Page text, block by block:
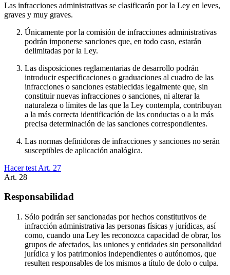
Las infracciones administrativas se clasificarán por la Ley en leves,
graves y muy graves.
Únicamente por la comisión de infracciones administrativas
podrán imponerse sanciones que, en todo caso, estarán
delimitadas por la Ley.
Las disposiciones reglamentarias de desarrollo podrán
introducir especificaciones o graduaciones al cuadro de las
infracciones o sanciones establecidas legalmente que, sin
constituir nuevas infracciones o sanciones, ni alterar la
naturaleza o límites de las que la Ley contempla, contribuyan
a la más correcta identificación de las conductas o a la más
precisa determinación de las sanciones correspondientes.
Las normas definidoras de infracciones y sanciones no serán
susceptibles de aplicación analógica.
Hacer test Art. 27
Art. 28
Responsabilidad
Sólo podrán ser sancionadas por hechos constitutivos de
infracción administrativa las personas físicas y jurídicas, así
como, cuando una Ley les reconozca capacidad de obrar, los
grupos de afectados, las uniones y entidades sin personalidad
jurídica y los patrimonios independientes o autónomos, que
resulten responsables de los mismos a título de dolo o culpa.